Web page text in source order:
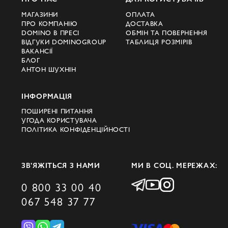
Одяг Billionaire - це точне попадання в
запит на статус, стиль і преміальне
виконання. Вся продукція виробляється в
Італії вручну і з добірних матеріалів. Це
один з небагатьох сучасних брендів, який
говорить мовою текстур, вишивки,
матеріалом і посадкою.
Головна візитівка, яку пропонує Billionaire
бездоганною формою, куртки, взуття,
костюми та футболки, у яких навіть
повсякденний образ виглядає як заявка на
високий рівень. Багато речей прикрашені
гербом із левом, що є символом бренду.
МАГАЗИНИ
ПРО КОМПАНІЮ
DOMINO В ПРЕСІ
ВІДГУКИ DOMINOGROUP
ВАКАНСІЇ
БЛОГ
АНТОН ШУХНІН
ОПЛАТА
ДОСТАВКА
ОБМІН ТА ПОВЕРНЕННЯ
ТАБЛИЦЯ РОЗМІРІВ
ІНФОРМАЦІЯ
ПОШИРЕНІ ПИТАННЯ
УГОДА КОРИСТУВАЧА
ПОЛІТИКА КОНФІДЕНЦІЙНОСТІ
ЗВ’ЯЖІТЬСЯ З НАМИ
0 800 33 00 40
067 548 37 77
МИ В СОЦ. МЕРЕЖАХ: